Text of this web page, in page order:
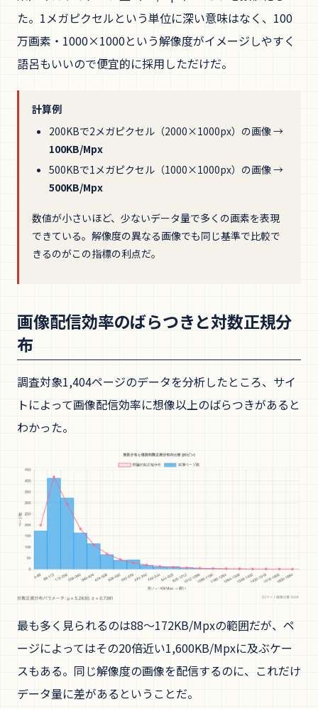
た。1メガピクセルという単位に深い意味はなく、100
万画素・1000×1000という解像度がイメージしやすく
語呂もいいので便宜的に採用しただけだ。
計算例
200KBで2メガピクセル（2000×1000px）の画像 →
100KB/Mpx
500KBで1メガピクセル（1000×1000px）の画像 →
500KB/Mpx
数値が小さいほど、少ないデータ量で多くの画素を表現
できている。解像度の異なる画像でも同じ基準で比較で
きるのがこの指標の利点だ。
画像配信効率のばらつきと対数正規分
布
調査対象1,404ページのデータを分析したところ、サイ
トによって画像配信効率に想像以上のばらつきがあると
わかった。
最も多く見られるのは88〜172KB/Mpxの範囲だが、ペ
ージによってはその20倍近い1,600KB/Mpxに及ぶケー
スもある。同じ解像度の画像を配信するのに、これだけ
データ量に差があるということだ。